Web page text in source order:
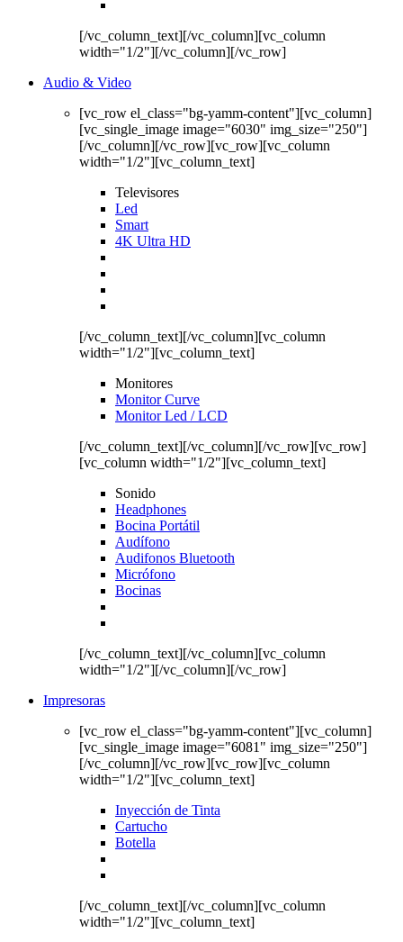
[/vc_column_text][/vc_column][vc_column
width="1/2"][/vc_column][/vc_row]
Audio & Video
[vc_row el_class="bg-yamm-content"][vc_column]
[vc_single_image image="6030" img_size="250"]
[/vc_column][/vc_row][vc_row][vc_column
width="1/2"][vc_column_text]
Televisores
Led
Smart
4K Ultra HD
[/vc_column_text][/vc_column][vc_column
width="1/2"][vc_column_text]
Monitores
Monitor Curve
Monitor Led / LCD
[/vc_column_text][/vc_column][/vc_row][vc_row]
[vc_column width="1/2"][vc_column_text]
Sonido
Headphones
Bocina Portátil
Audífono
Audifonos Bluetooth
Micrófono
Bocinas
[/vc_column_text][/vc_column][vc_column
width="1/2"][/vc_column][/vc_row]
Impresoras
[vc_row el_class="bg-yamm-content"][vc_column]
[vc_single_image image="6081" img_size="250"]
[/vc_column][/vc_row][vc_row][vc_column
width="1/2"][vc_column_text]
Inyección de Tinta
Cartucho
Botella
[/vc_column_text][/vc_column][vc_column
width="1/2"][vc_column_text]